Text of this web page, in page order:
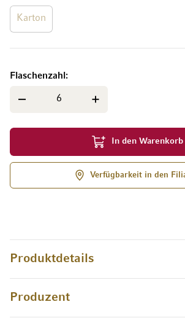
Karton
Flaschenzahl
In den Warenkorb
Verfügbarkeit in den
Produktdetails
Produzent